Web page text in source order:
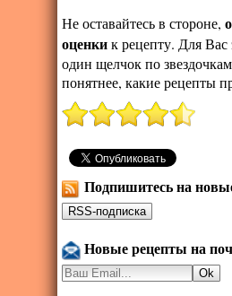
Не оставайтесь в стороне,
оценкик рецепту. Для Вас
один щелчок по
понятнее, какие рецепты
Подпишитесь на
Новые рецепты на